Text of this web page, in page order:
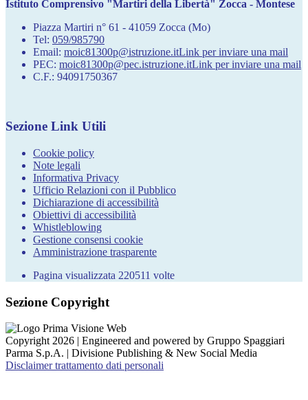
Istituto Comprensivo "Martiri della Libertà" Zocca - Montese
Piazza Martiri n° 61 - 41059 Zocca (Mo)
Tel: 059/985790
Email: moic81300p@istruzione.itLink per inviare una mail
PEC: moic81300p@pec.istruzione.itLink per inviare una mail
C.F.: 94091750367
Sezione Link Utili
Cookie policy
Note legali
Informativa Privacy
Ufficio Relazioni con il Pubblico
Dichiarazione di accessibilità
Obiettivi di accessibilità
Whistleblowing
Gestione consensi cookie
Amministrazione trasparente
Pagina visualizzata 220511 volte
Sezione Copyright
Copyright 2026 | Engineered and powered by Gruppo Spaggiari
Parma S.p.A. | Divisione Publishing & New Social Media
Disclaimer trattamento dati personali